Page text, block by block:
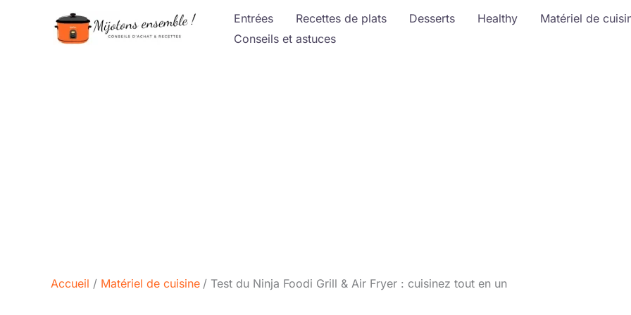
Entrées Recettes de plats Desserts Healthy Matériel de
Conseils et astuces
Accueil Matériel de cuisine Test du Ninja Foodi Grill & Air Fryer : cuisinez tout en un